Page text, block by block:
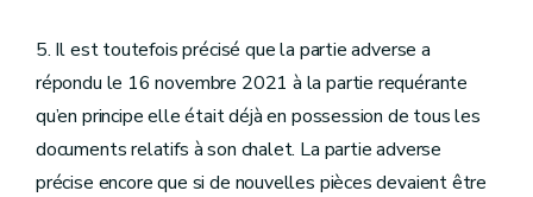
5. Il est toutefois précisé que la partie adverse a
répondu le 16 novembre 2021 à la partie requérante
qu’en principe elle était déjà en possession de tous les
documents relatifs à son chalet. La partie adverse
précise encore que si de nouvelles pièces devaient être